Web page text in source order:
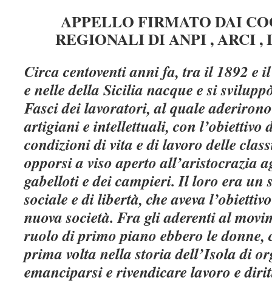
APPELLO FIRMATO DAI
REGIONALI DI ANPI , ARCI ,
Circa centoventi anni fa, tra il 1892 e
e nelle della Sicilia nacque e si
Fasci dei lavoratori, al quale
artigiani e intellettuali, con l’obiettivo
condizioni di vita e di lavoro delle
opporsi a viso aperto all’aristocrazia
gabelloti e dei campieri. Il loro era un
sociale e di libertà, che aveva
nuova società. Fra gli aderenti al
ruolo di primo piano ebbero le donne,
prima volta nella storia dell’Isola di
emanciparsi e rivendicare lavoro e